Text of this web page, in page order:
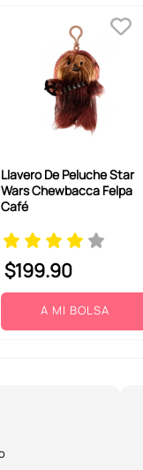
Llavero De Peluche Star
Wars Chewbacca Felpa
Café
$199.90
A MI BOLSA